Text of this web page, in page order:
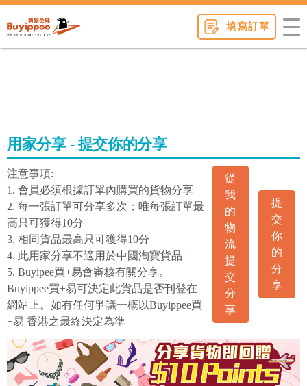
填寫訂單
用家分享 - 提交你的分享
注意事項:
1. 會員必須根據訂單內購買的貨物分享
2. 每一張訂單可分享多次；唯每張訂單最
高只可獲得10分
3. 相同貨品最高只可獲得10分
4. 此用家分享不適用於中國淘寶貨品
5. Buyipee買+易會審核有關分享。
Buyippee買+易可決定此貨品是否刊登在
網站上。如有任何爭議一概以Buyippee買
+易 香港之最終決定為準
從
我
的
物
流
提
交
分
享
提
交
你
的
分
享